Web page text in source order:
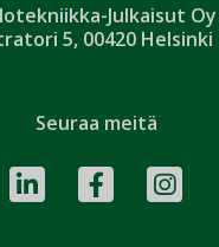
Julkaisut Oy
5, 00420 Helsinki
Seuraa meitä